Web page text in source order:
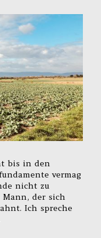
bis in den
vermag
nicht zu
Mann, der sich
Ich spreche